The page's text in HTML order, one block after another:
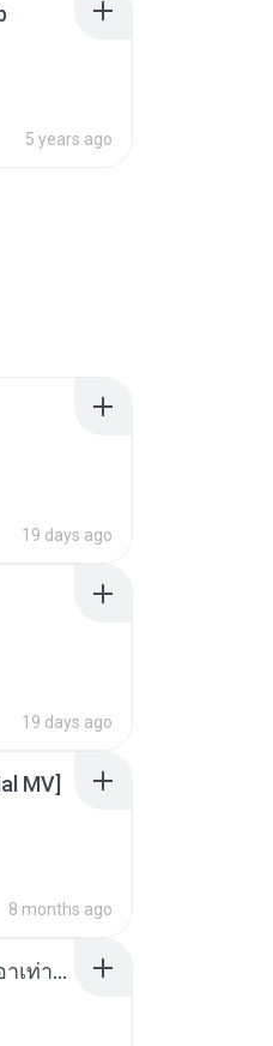
5 years ago
19 days ago
19 days ago
MV]
8 months ago
ເຊົາຮ້ອງເຖົ້າຊິເອົາທໍ່ໃດ (เซาฮ้องเถ้าสิเอาเท่าใด) ບຸນເກີດ ຫນູຫ່ວງ ft. ໂສພາ ຈຸນທະລາ